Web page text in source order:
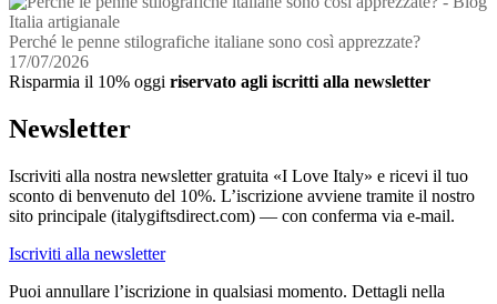
Perché le penne stilografiche italiane sono così apprezzate?
17/07/2026
Risparmia il 10% oggi riservato agli iscritti alla newsletter
Newsletter
Iscriviti alla nostra newsletter gratuita «I Love Italy» e ricevi il tuo
sconto di benvenuto del 10%. L’iscrizione avviene tramite il nostro
sito principale (italygiftsdirect.com) — con conferma via e-mail.
Iscriviti alla newsletter
Puoi annullare l’iscrizione in qualsiasi momento. Dettagli nella